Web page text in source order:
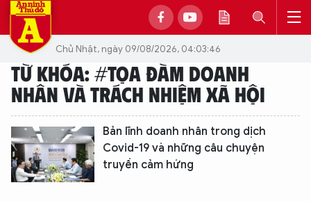
Chủ Nhật, ngày 09/08/2026, 04:03:46
TỪ KHÓA: #TỌA ĐÀM DOANH
NHÂN VÀ TRÁCH NHIỆM XÃ HỘI
Bản lĩnh doanh nhân trong dịch
Covid-19 và những câu chuyện
truyền cảm hứng